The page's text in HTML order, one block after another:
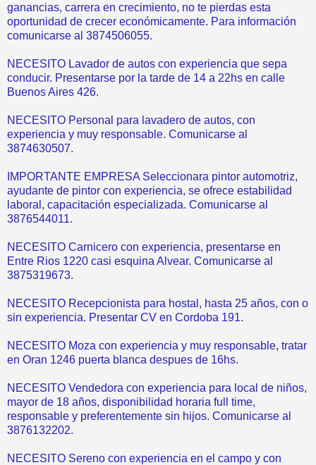
ganancias, carrera en crecimiento, no te pierdas esta
oportunidad de crecer económicamente. Para información
comunicarse al 3874506055.
NECESITO Lavador de autos con experiencia que sepa
conducir. Presentarse por la tarde de 14 a 22hs en calle
Buenos Aires 426.
NECESITO Personal para lavadero de autos, con
experiencia y muy responsable. Comunicarse al
3874630507.
IMPORTANTE EMPRESA Seleccionara pintor automotriz,
ayudante de pintor con experiencia, se ofrece estabilidad
laboral, capacitación especializada. Comunicarse al
3876544011.
NECESITO Carnicero con experiencia, presentarse en
Entre Rios 1220 casi esquina Alvear. Comunicarse al
3875319673.
NECESITO Recepcionista para hostal, hasta 25 años, con o
sin experiencia. Presentar CV en Cordoba 191.
NECESITO Moza con experiencia y muy responsable, tratar
en Oran 1246 puerta blanca despues de 16hs.
NECESITO Vendedora con experiencia para local de niños,
mayor de 18 años, disponibilidad horaria full time,
responsable y preferentemente sin hijos. Comunicarse al
3876132202.
NECESITO Sereno con experiencia en el campo y con